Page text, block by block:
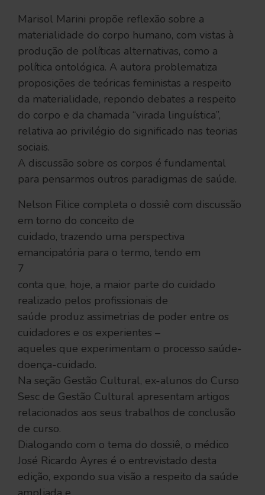
Marisol Marini propõe reflexão sobre a
materialidade do corpo humano, com vistas à
produção de políticas alternativas, como a
política ontológica. A autora problematiza
proposições de teóricas feministas a respeito
da materialidade, repondo debates a respeito
do corpo e da chamada “virada linguística”,
relativa ao privilégio do significado nas teorias
sociais.
A discussão sobre os corpos é fundamental
para pensarmos outros paradigmas de saúde.
Nelson Filice completa o dossiê com discussão
em torno do conceito de
cuidado, trazendo uma perspectiva
emancipatória para o termo, tendo em
7
conta que, hoje, a maior parte do cuidado
realizado pelos profissionais de
saúde produz assimetrias de poder entre os
cuidadores e os experientes –
aqueles que experimentam o processo saúde-
doença-cuidado.
Na seção Gestão Cultural, ex-alunos do Curso
Sesc de Gestão Cultural apresentam artigos
relacionados aos seus trabalhos de conclusão
de curso.
Dialogando com o tema do dossiê, o médico
José Ricardo Ayres é o entrevistado desta
edição, expondo sua visão a respeito da saúde